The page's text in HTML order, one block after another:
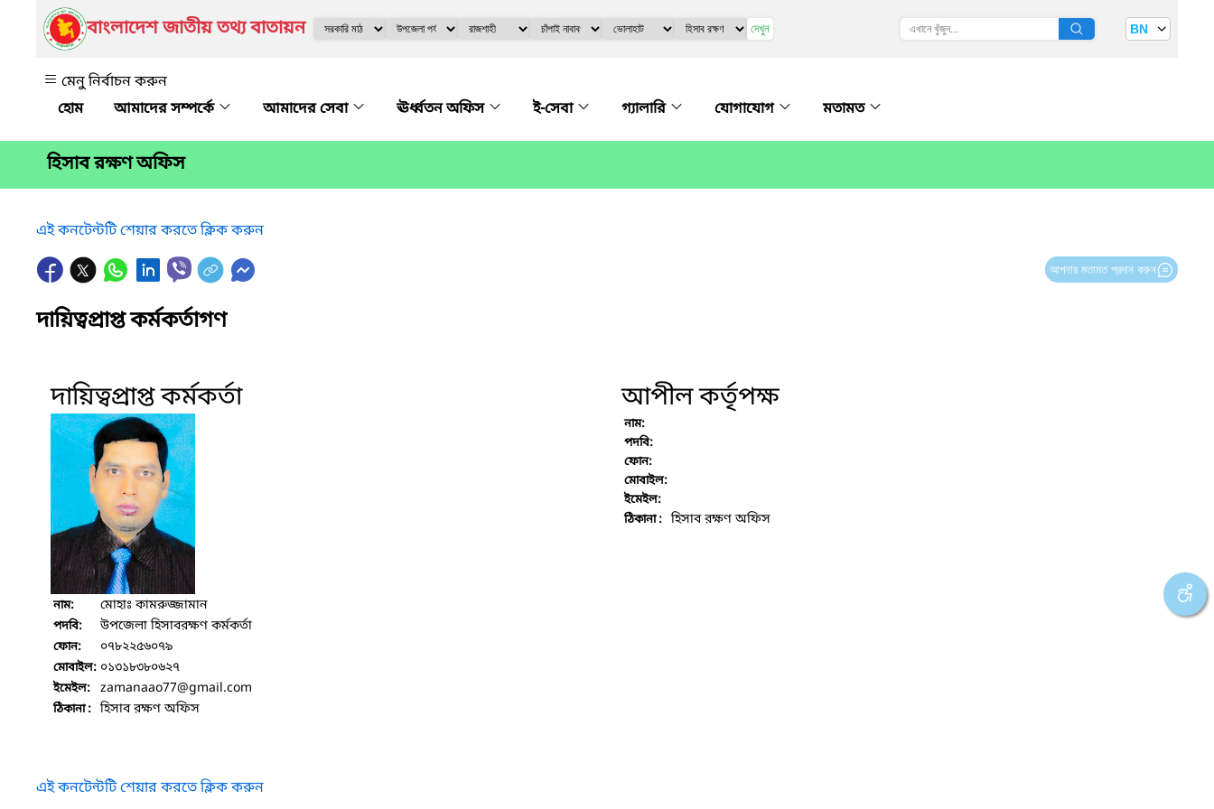
বাংলাদেশ জাতীয় তথ্য বাতায়ন দেখুন BN
মেনু নির্বাচন করুন
আমাদের সম্পর্কে
আমাদের সেবা ঊর্ধ্বতন অফিস ই-সেবা গ্যালারি যোগাযোগ মতামত
হিসাব রক্ষণ অফিস
এই কনটেন্টটি শেয়ার করতে ক্লিক করুন
আপনার মতামত প্রদান করুন
দায়িত্বপ্রাপ্ত কর্মকর্তাগণ
দায়িত্বপ্রাপ্ত কর্মকর্তা
নাম: মোহাঃ কামরুজ্জামান
পদবি: উপজেলা হিসাবরক্ষণ কর্মকর্তা
ফোন: ০৭৮২২৫৬০৭৯
মোবাইল: ০১৩১৮৩৮০৬২৭
ইমেইল: zamanaao77@gmail.com
ঠিকানা : হিসাব রক্ষণ অফিস
আপীল কর্তৃপক্ষ
নাম:
পদবি:
ফোন:
মোবাইল:
ইমেইল:
ঠিকানা : হিসাব রক্ষণ অফিস
এই কনটেন্টটি শেয়ার করতে ক্লিক করুন